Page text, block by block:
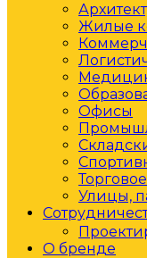
Жилые
Офисы
Улицы,
О бренде